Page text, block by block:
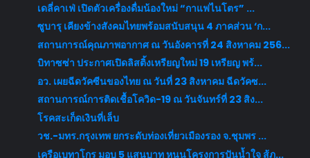
เดลี่คาเฟ่ เปิดตัวเครื่องดื่มน้องใหม่ “กาแฟไนโตร” ...
ซูบารุ เคียงข้างสังคมไทยพร้อมสนับสนุน 4 ภาคส่วน ‘ก...
สถานการณ์คุณภาพอากาศ ณ วันอังคารที่ 24 สิงหาคม 256...
บิทาซซ่า ประกาศเปิดลิสติ้งเหรียญใหม่ 19 เหรียญ พร้...
อว. เผยฉีดวัคซีนของไทย ณ วันที่ 23 สิงหาคม ฉีดวัคซ...
สถานการณ์การติดเชื้อโควิด-19 ณ วันจันทร์ที่ 23 สิง...
โรคสะเก็ดเงินที่เล็บ
วช.-มทร.กรุงเทพ ยกระดับท่องเที่ยวเมืองรอง จ.ชุมพร ...
เครือเบทาโกร มอบ 5 แสนบาท หนุนโครงการปันน้ำใจ สู้ภ...